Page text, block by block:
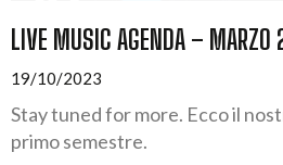
LIVE MUSIC AGENDA –
19/10/2023
Stay tuned for more. Ecco il
primo semestre.